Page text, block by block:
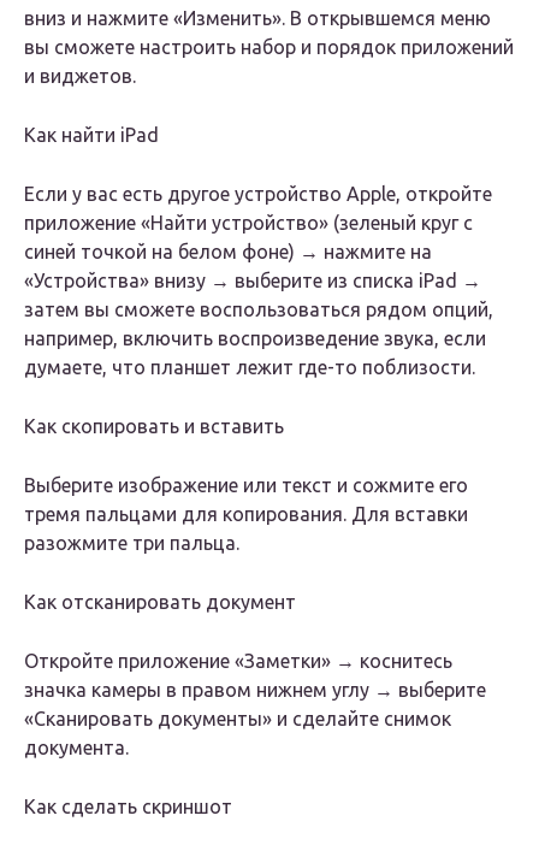
вниз и нажмите «Изменить». В открывшемся меню
вы сможете настроить набор и порядок приложений
и виджетов.
Как найти iPad
Если у вас есть другое устройство Apple, откройте
приложение «Найти устройство» (зеленый круг с
синей точкой на белом фоне) → нажмите на
«Устройства» внизу → выберите из списка iPad →
затем вы сможете воспользоваться рядом опций,
например, включить воспроизведение звука, если
думаете, что планшет лежит где-то поблизости.
Как скопировать и вставить
Выберите изображение или текст и сожмите его
тремя пальцами для копирования. Для вставки
разожмите три пальца.
Как отсканировать документ
Откройте приложение «Заметки» → коснитесь
значка камеры в правом нижнем углу → выберите
«Сканировать документы» и сделайте снимок
документа.
Как сделать скриншот